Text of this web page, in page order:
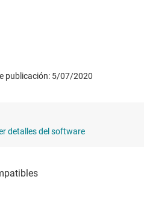
publicación: 5/07/2020
detalles del software